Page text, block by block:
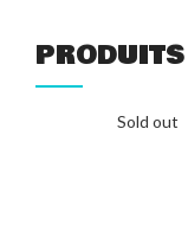
Sold out